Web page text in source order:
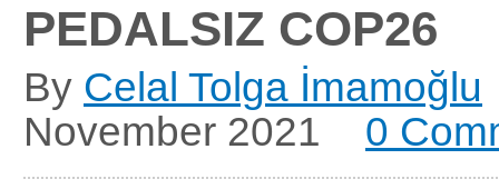
PEDALSIZ COP26
By Celal Tolga İmamoğlu
November 2021
0